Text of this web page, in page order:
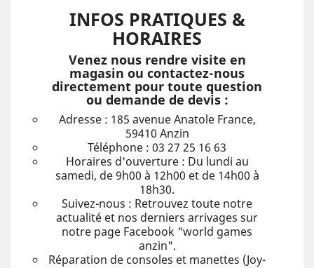
INFOS PRATIQUES &
HORAIRES
Venez nous rendre visite en
magasin ou contactez-nous
directement pour toute question
ou demande de devis :
Adresse : 185 avenue Anatole France,
59410 Anzin
Téléphone : 03 27 25 16 63
Horaires d'ouverture : Du lundi au
samedi, de 9h00 à 12h00 et de 14h00 à
18h30.
Suivez-nous : Retrouvez toute notre
actualité et nos derniers arrivages sur
notre page Facebook "world games
anzin".
Réparation de consoles et manettes (Joy-